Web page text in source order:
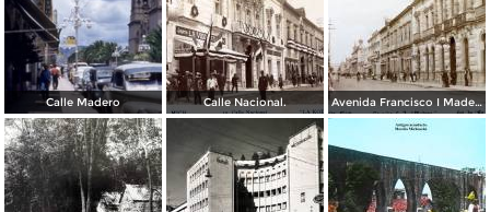
Calle Madero Calle Nacional. Avenida Francisco I Madero.